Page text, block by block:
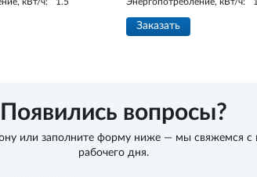
Заказать
Появились вопросы?
или заполните форму ниже — мы свяжемся с
рабочего дня.